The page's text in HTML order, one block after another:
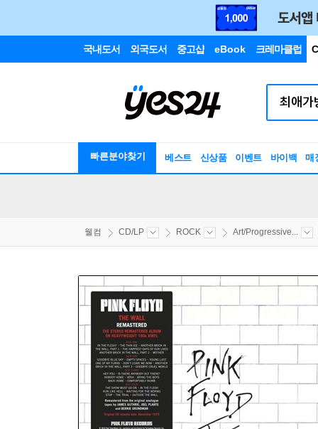
국내도서 외국도서 중고샵 eBook 크레마클럽
빠른분야찾기 베스트 신상품 이벤트 바이백 매
웰컴 CD/LP ROCK Art/Progressive...